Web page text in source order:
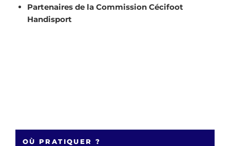
Partenaires de la Commission Cécifoot
Handisport
OÙ PRATIQUER ?